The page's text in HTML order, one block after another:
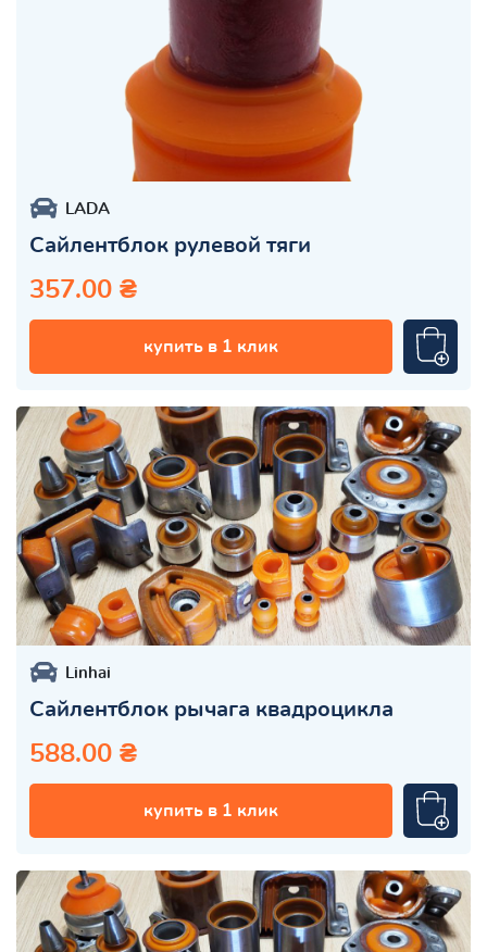
LADA
Сайлентблок рулевой тяги
357.00 ₴
купить в 1 клик
Linhai
Сайлентблок рычага квадроцикла
588.00 ₴
купить в 1 клик